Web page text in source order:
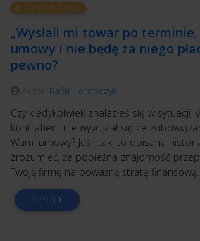
PRAWO BIZNESU
„Wysłali mi towar po
umowy i nie będę za niego
pewno?
Rafał Horończyk
Czy kiedykolwiek znalazłeś się w sytuacji,
kontrahent nie wywiązał się ze
Wami umowy? Jeśli tak, to opisana
zrozumieć, że pobieżna znajomość
Twoją firmę na poważną stratę finansową.
CZYTAJ